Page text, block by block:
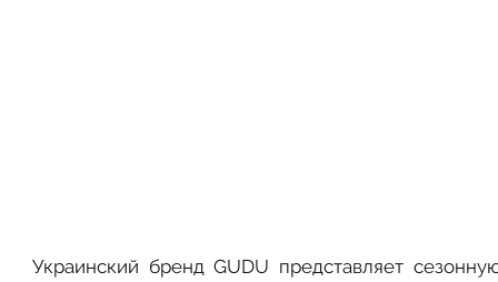
Украинский бренд GUDU представляет